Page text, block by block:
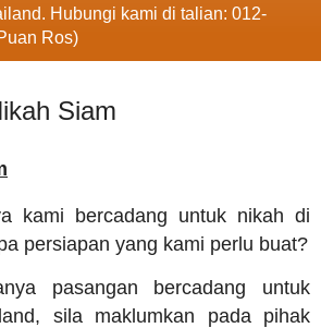
Hubungi kami di talian: 012-
Ros)
Siam
kami bercadang untuk nikah di
persiapan yang kami perlu buat?
pasangan bercadang untuk
sila maklumkan pada pihak